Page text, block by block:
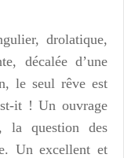
drolatique,
décalée d’une
le seul rêve est
it ! Un ouvrage
la question des
Un excellent et